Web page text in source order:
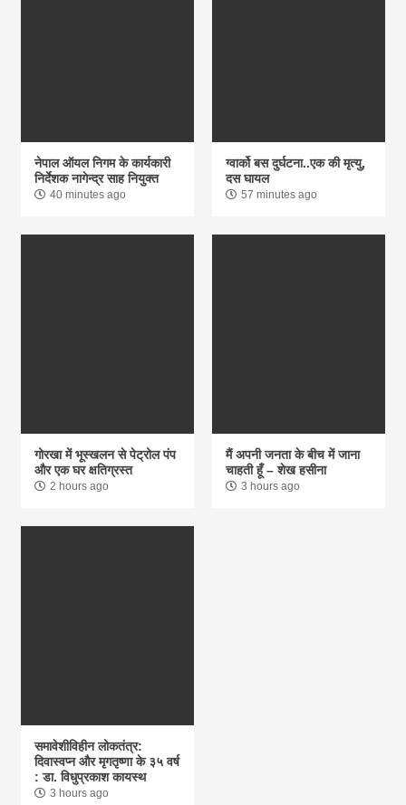
नेपाल ऑयल निगम के कार्यकारी
निर्देशक नागेन्द्र साह नियुक्त
40 minutes ago
ग्वार्को बस दुर्घटना..एक की मृत्यु,
दस घायल
57 minutes ago
गोरखा में भूस्खलन से पेट्रोल पंप
और एक घर क्षतिग्रस्त
2 hours ago
मैं अपनी जनता के बीच में जाना
चाहती हूँ – शेख हसीना
3 hours ago
समावेशीविहीन लोकतंत्र:
दिवास्वप्न और मृगतृष्णा के ३५ वर्ष
: डा. विधुप्रकाश कायस्थ
3 hours ago